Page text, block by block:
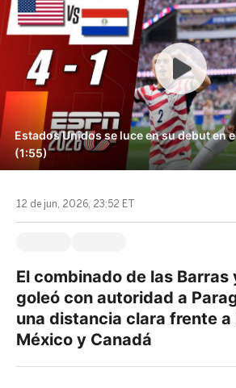
Estados Unidos se luce en su debut en
(1:55)
12 de jun, 2026, 23:52 ET
El combinado de las Barras
goleó con autoridad a
una distancia clara frente
México y Canadá